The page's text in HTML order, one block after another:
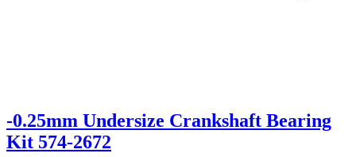
-0.25mm Undersize Crankshaft Bearing
Kit 574-2672